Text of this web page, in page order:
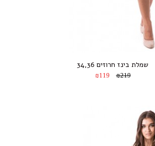
שמלת בינז חרוזים 34,36
₪219
₪119